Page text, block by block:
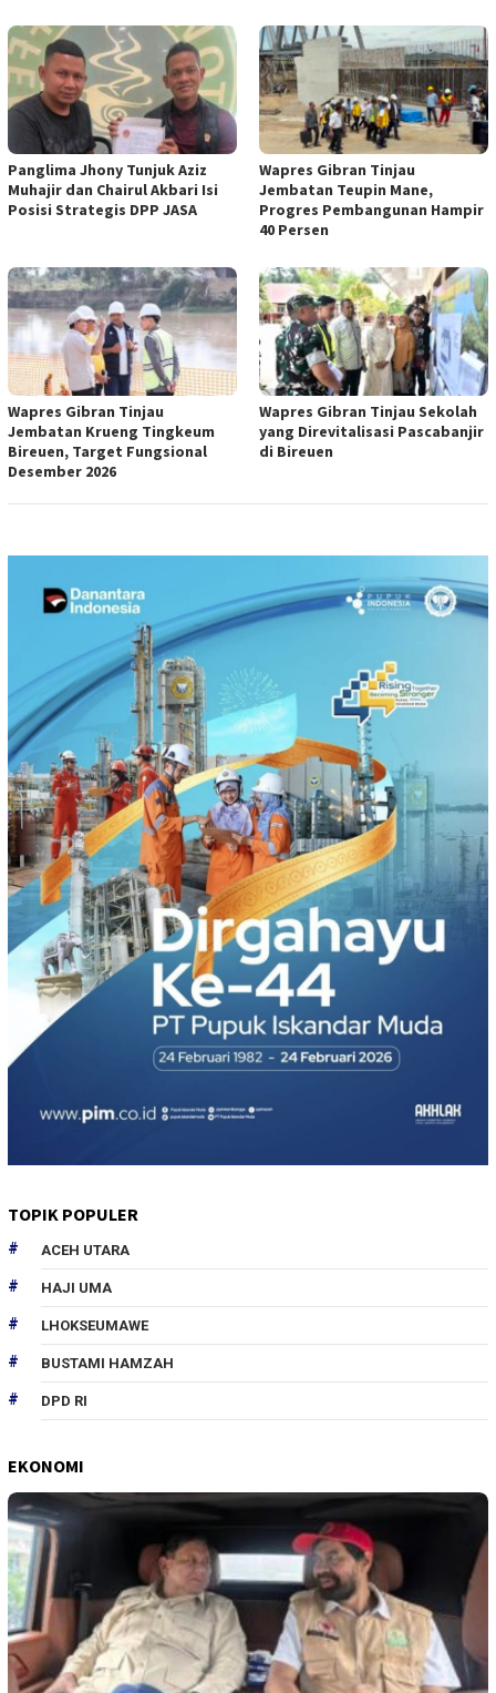
Panglima Jhony Tunjuk Aziz
Muhajir dan Chairul Akbari Isi
Posisi Strategis DPP JASA
Wapres Gibran Tinjau
Jembatan Teupin Mane,
Progres Pembangunan Hampir
40 Persen
Wapres Gibran Tinjau
Jembatan Krueng Tingkeum
Bireuen, Target Fungsional
Desember 2026
Wapres Gibran Tinjau Sekolah
yang Direvitalisasi Pascabanjir
di Bireuen
TOPIK POPULER
ACEH UTARA
HAJI UMA
LHOKSEUMAWE
BUSTAMI HAMZAH
DPD RI
EKONOMI